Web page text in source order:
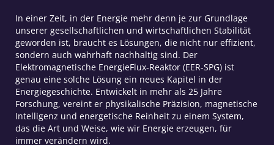
In einer Zeit, in der Energie mehr denn je zur Grundlage
unserer gesellschaftlichen und wirtschaftlichen Stabilität
geworden ist, braucht es Lösungen, die nicht nur effizient,
sondern auch wahrhaft nachhaltig sind. Der
Elektromagnetische EnergieFlux-Reaktor (EER-SPG) ist
genau eine solche Lösung ein neues Kapitel in der
Energiegeschichte. Entwickelt in mehr als 25 Jahre
Forschung, vereint er physikalische Präzision, magnetische
Intelligenz und energetische Reinheit zu einem System,
das die Art und Weise, wie wir Energie erzeugen, für
immer verändern wird.